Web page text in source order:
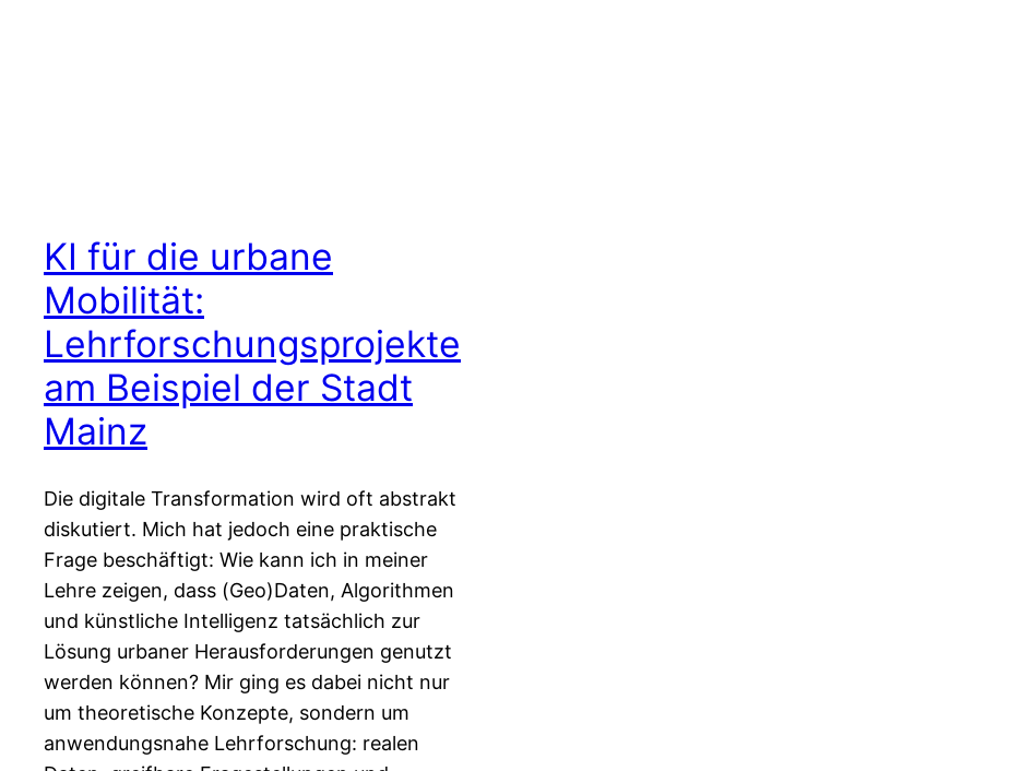
KI für die urbane
Mobilität:
Lehrforschungsprojekte
am Beispiel der Stadt
Mainz
Die digitale Transformation wird oft abstrakt
diskutiert. Mich hat jedoch eine praktische
Frage beschäftigt: Wie kann ich in meiner
Lehre zeigen, dass (Geo)Daten, Algorithmen
und künstliche Intelligenz tatsächlich zur
Lösung urbaner Herausforderungen genutzt
werden können? Mir ging es dabei nicht nur
um theoretische Konzepte, sondern um
anwendungsnahe Lehrforschung: realen